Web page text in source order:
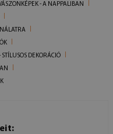
- A NAPPALIBAN
DEKORÁCIÓ